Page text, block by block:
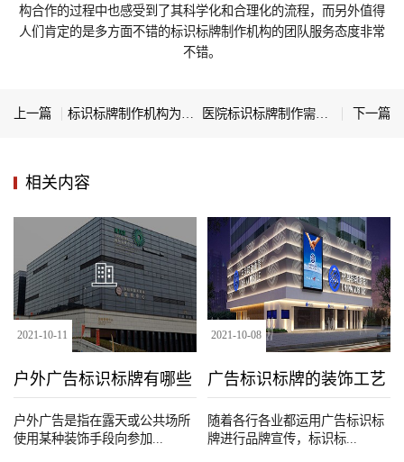
构合作的过程中也感受到了其科学化和合理化的流程，而另外值得
人们肯定的是多方面不错的标识标牌制作机构的团队服务态度非常
不错。
上一篇 下一篇
相关内容
户外广告标识标牌有哪些
种类
2021-10-11
户外广告是指在露天或公共场所
使用某种装饰手段向参加...
广告标识标牌的装饰工艺
2021-10-08
随着各行各业都运用广告标识标
牌进行品牌宣传，标识标...